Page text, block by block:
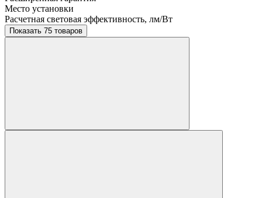
Место установки
Расчетная световая эффективность, лм/Вт
Показать 75 товаров